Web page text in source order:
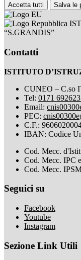
Accetta tutti Salva le
“S.GRANDIS”
Contatti
ISTITUTO
CUNEO – C.so
Tel: 0171
Email:
PEC:
C.F.:
IBAN: Codice
Cod. Mecc.
Cod. Mecc. IPC
Cod. Mecc.
Seguici su
Facebook
Youtube
Instagram
Sezione Link Utili